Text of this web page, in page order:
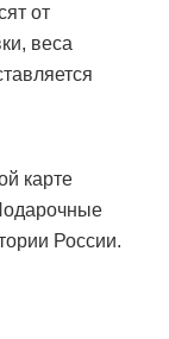
от
веса
карте
России.